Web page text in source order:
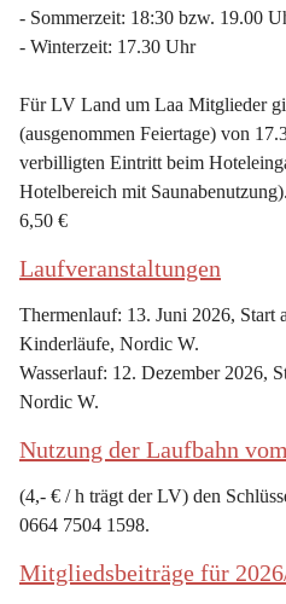
- Sommerzeit: 18:30 bzw. 19.00
- Winterzeit: 17.30 Uhr
Für LV Land um Laa Mitglieder
(ausgenommen Feiertage) von
verbilligten Eintritt beim
Hotelbereich mit
6,50 €
Laufveranstaltungen
Thermenlauf: 13. Juni 2026, Start
Kinderläufe, Nordic W.
Wasserlauf: 12. Dezember 2026,
Nordic W.
Nutzung der Laufbahn
(4,- € / h trägt der LV) den
0664 7504 1598.
Mitgliedsbeiträge für